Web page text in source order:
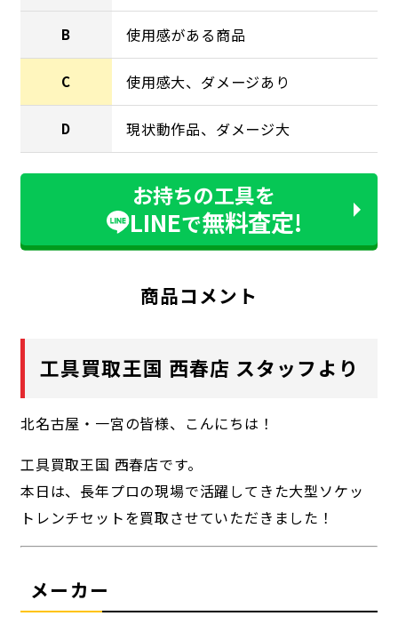
B 使用感がある商品
C 使用感大、ダメージあり
D 現状動作品、ダメージ大
お持ちの工具を
LINEで無料査定!
商品コメント
工具買取王国 西春店 スタッフより
北名古屋・一宮の皆様、こんにちは！
工具買取王国 西春店です。
本日は、長年プロの現場で活躍してきた大型ソケッ
トレンチセットを買取させていただきました！
メーカー